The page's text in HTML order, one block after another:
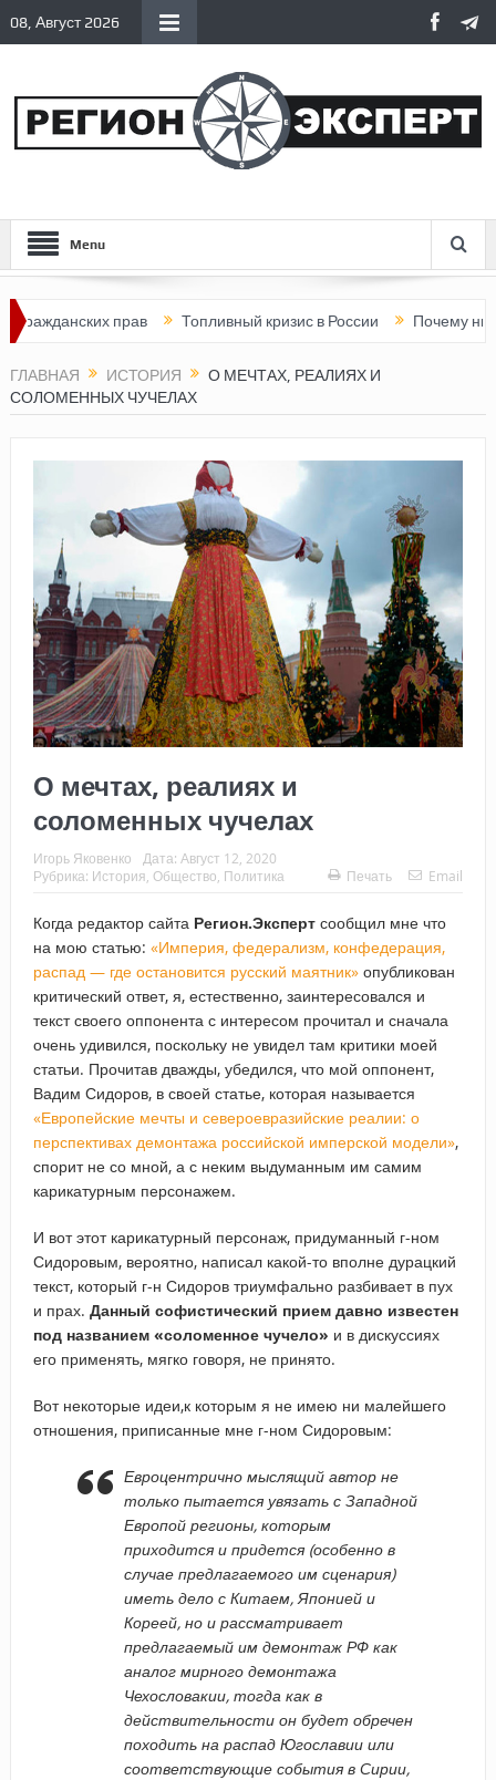
08, Август 2026
Menu
прав Топливный кризис в России Почему нынешняя
ГЛАВНАЯ ИСТОРИЯ
О МЕЧТАХ, РЕАЛИЯХ И
СОЛОМЕННЫХ ЧУЧЕЛАХ
О мечтах, реалиях и
соломенных чучелах
Игорь Яковенко Дата: Август 12, 2020
Рубрика: История Общество Политика Печать Email
Когда редактор сайта Регион.Экспертсообщил мне что
на мою статью: «Империя, федерализм, конфедерация,
распад — где остановится русский маятник»опубликован
критический ответ, я, естественно, заинтересовался и
текст своего оппонента с интересом прочитал и сначала
очень удивился, поскольку не увидел там критики моей
статьи. Прочитав дважды, убедился, что мой оппонент,
Вадим Сидоров, в своей статье, которая называется
«Европейские мечты и североевразийские реалии: о
перспективах демонтажа российской имперской модели»,
спорит не со мной, а с неким выдуманным им самим
карикатурным персонажем.
И вот этот карикатурный персонаж, придуманный г-ном
Сидоровым, вероятно, написал какой-то вполне дурацкий
текст, который г-н Сидоров триумфально разбивает в пух
и прах. Данный софистический прием давно известен
под названием «соломенное чучело» и в дискуссиях
его применять, мягко говоря, не принято.
Вот некоторые идеи,к которым я не имею ни малейшего
отношения, приписанные мне г-ном Сидоровым:
Евроцентрично мыслящий автор не
только пытается увязать с Западной
Европой регионы, которым
приходится и придется (особенно в
случае предлагаемого им сценария)
иметь дело с Китаем, Японией и
Кореей, но и рассматривает
предлагаемый им демонтаж РФ как
аналог мирного демонтажа
Чехословакии, тогда как в
действительности он будет обречен
походить на распад Югославии или
соответствующие события в Сирии,